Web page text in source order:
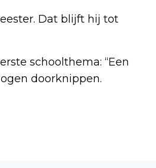
Dat blijft hij tot
schoolthema: “Een
doorknippen.